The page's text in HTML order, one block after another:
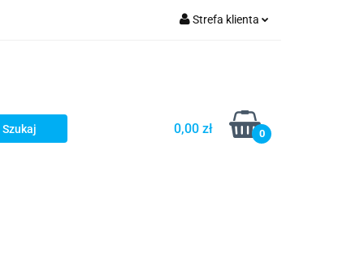
Strefa klienta
Dodaj zgłoszenie
0,00 zł 0